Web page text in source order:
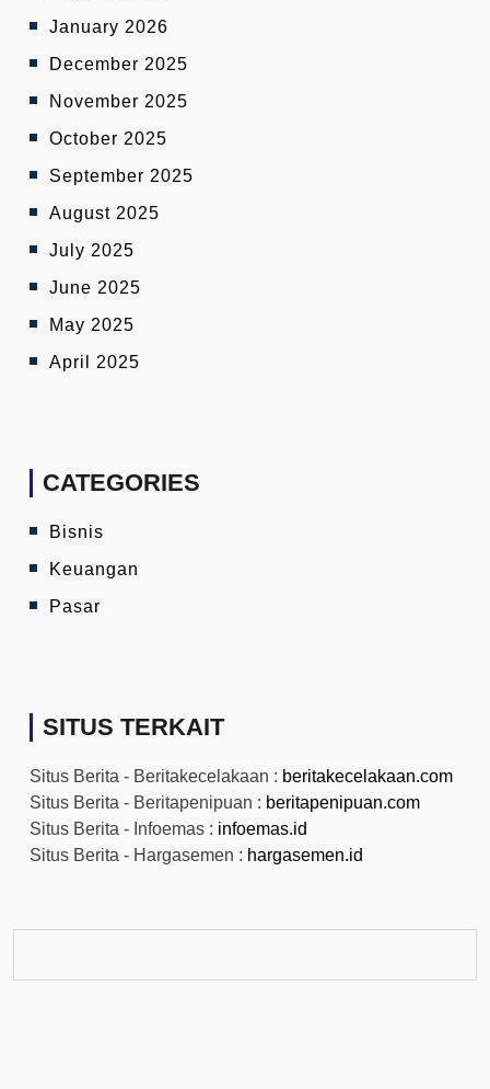
January 2026
December 2025
November 2025
October 2025
September 2025
August 2025
July 2025
June 2025
May 2025
April 2025
CATEGORIES
Bisnis
Keuangan
Pasar
SITUS TERKAIT
Situs Berita - Beritakecelakaan : beritakecelakaan.com
Situs Berita - Beritapenipuan : beritapenipuan.com
Situs Berita - Infoemas : infoemas.id
Situs Berita - Hargasemen : hargasemen.id